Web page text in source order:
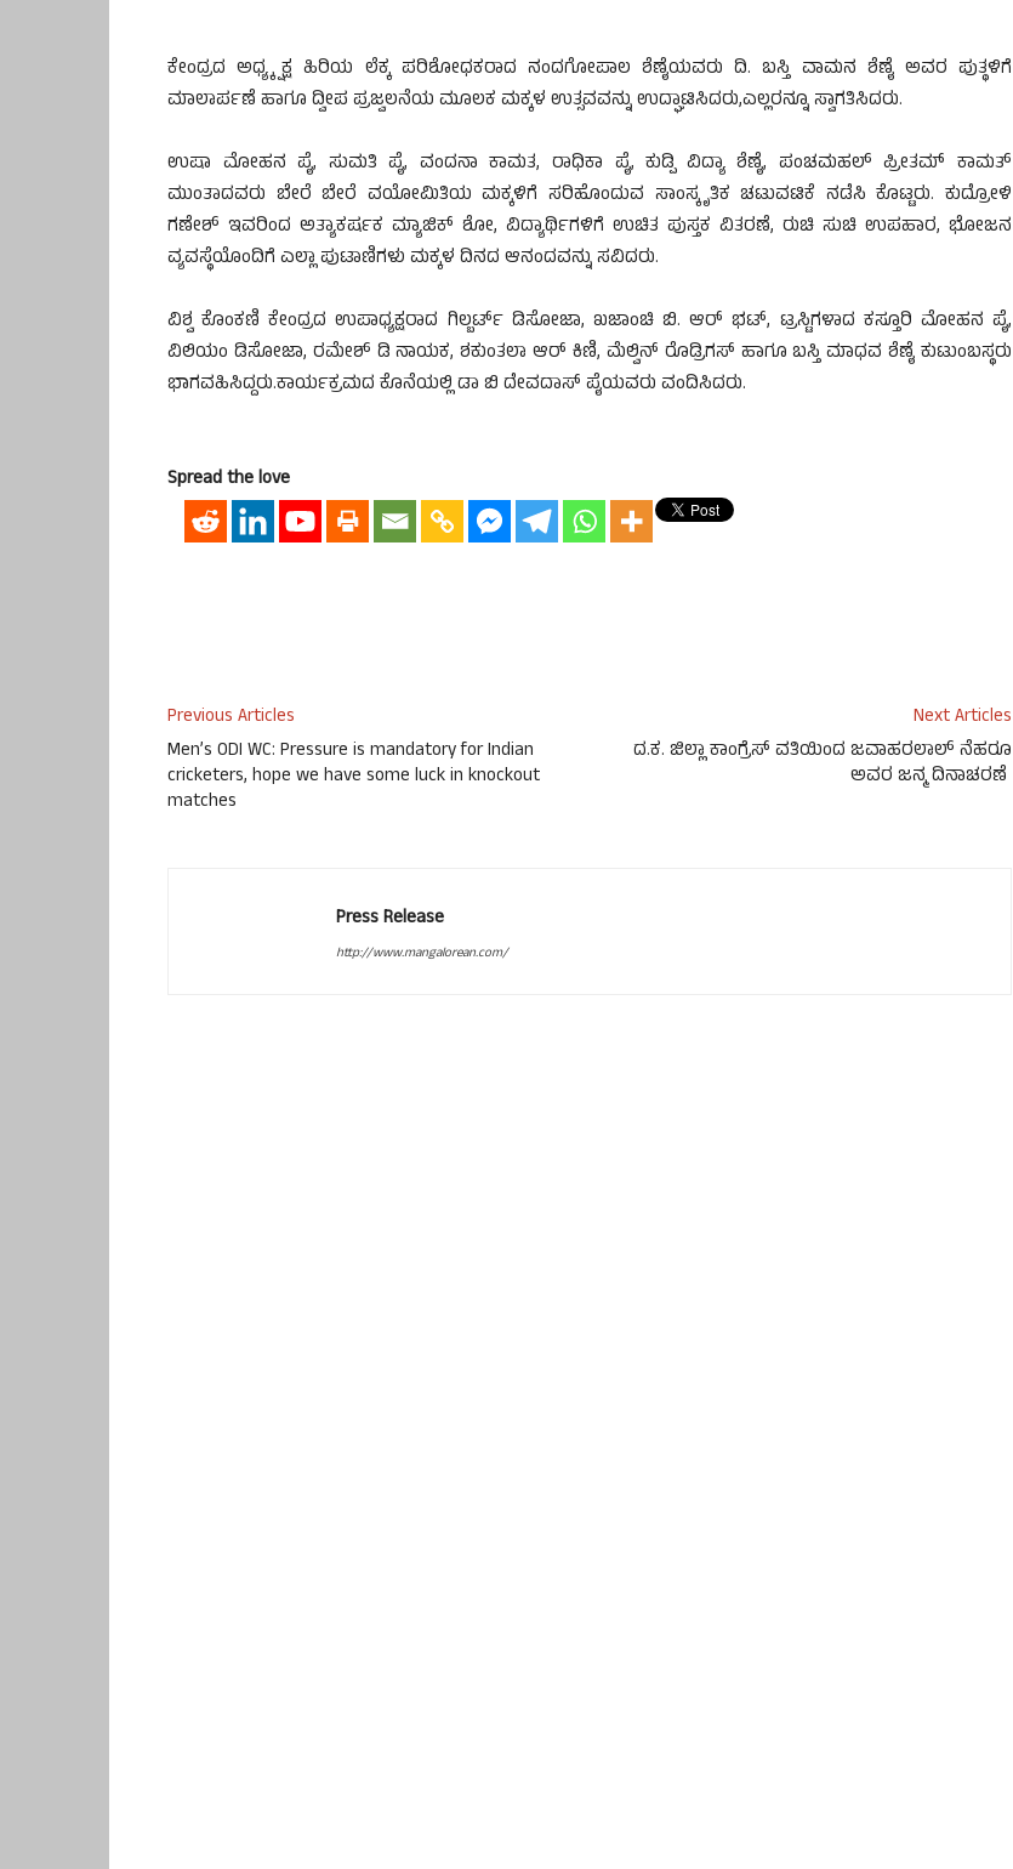
ಕೇಂದ್ರದ ಅಧ್ಯ್ಕ್ಷಕ್ಷ ಹಿರಿಯ ಲೆಕ್ಕ ಪರಿಶೋಧಕರಾದ ನಂದಗೋಪಾಲ ಶೆಣೈಯವರು ದಿ. ಬಸ್ತಿ ವಾಮನ ಶೆಣೈ ಅವರ ಪುತ್ಥಳಿಗೆ
ಮಾಲಾರ್ಪಣೆ ಹಾಗೂ ದ್ವೀಪ ಪ್ರಜ್ವಲನೆಯ ಮೂಲಕ ಮಕ್ಕಳ ಉತ್ಸವವನ್ನು ಉದ್ಘಾಟಿಸಿದರು,ಎಲ್ಲರನ್ನೂ ಸ್ವಾಗತಿಸಿದರು.
ಉಷಾ ಮೋಹನ ಪೈ, ಸುಮತಿ ಪೈ, ವಂದನಾ ಕಾಮತ, ರಾಧಿಕಾ ಪೈ, ಕುಡ್ಪಿ ವಿದ್ಯಾ ಶೆಣೈ, ಪಂಚಮಹಲ್ ಪ್ರೀತಮ್ ಕಾಮತ್
ಮುಂತಾದವರು ಬೇರೆ ಬೇರೆ ವಯೋಮಿತಿಯ ಮಕ್ಕಳಿಗೆ ಸರಿಹೊಂದುವ ಸಾಂಸ್ಕೃತಿಕ ಚಟುವಟಿಕೆ ನಡೆಸಿ ಕೊಟ್ಟರು. ಕುದ್ರೋಳಿ
ಗಣೇಶ್ ಇವರಿಂದ ಅತ್ಯಾಕರ್ಷಕ ಮ್ಯಾಜಿಕ್ ಶೋ, ವಿದ್ಯಾರ್ಥಿಗಳಿಗೆ ಉಚಿತ ಪುಸ್ತಕ ವಿತರಣೆ, ರುಚಿ ಸುಚಿ ಉಪಹಾರ, ಭೋಜನ
ವ್ಯವಸ್ಥೆಯೊಂದಿಗೆ ಎಲ್ಲಾ ಪುಟಾಣಿಗಳು ಮಕ್ಕಳ ದಿನದ ಆನಂದವನ್ನು ಸವಿದರು.
ವಿಶ್ವ ಕೊಂಕಣಿ ಕೇಂದ್ರದ ಉಪಾಧ್ಯಕ್ಷರಾದ ಗಿಲ್ಬರ್ಟ್ ಡಿಸೋಜಾ, ಖಜಾಂಚಿ ಬಿ. ಆರ್ ಭಟ್, ಟ್ರಸ್ಟಿಗಳಾದ ಕಸ್ತೂರಿ ಮೋಹನ ಪೈ,
ವಿಲಿಯಂ ಡಿಸೋಜಾ, ರಮೇಶ್ ಡಿ ನಾಯಕ, ಶಕುಂತಲಾ ಆರ್ ಕಿಣಿ, ಮೆಲ್ವಿನ್ ರೊಡ್ರಿಗಸ್ ಹಾಗೂ ಬಸ್ತಿ ಮಾಧವ ಶೆಣೈ ಕುಟುಂಬಸ್ಥರು
ಭಾಗವಹಿಸಿದ್ದರು.ಕಾರ್ಯಕ್ರಮದ ಕೊನೆಯಲ್ಲಿ ಡಾ ಬಿ ದೇವದಾಸ್ ಪೈಯವರು ವಂದಿಸಿದರು.
Spread the love
Previous Articles
Men’s ODI WC: Pressure is mandatory for Indian
cricketers, hope we have some luck in knockout
matches
Next Articles
ದ.ಕ. ಜಿಲ್ಲಾ ಕಾಂಗ್ರೆಸ್ ವತಿಯಿಂದ ಜವಾಹರಲಾಲ್ ನೆಹರೂ
ಅವರ ಜನ್ಮ ದಿನಾಚರಣೆ
Press Release
http://www.mangalorean.com/